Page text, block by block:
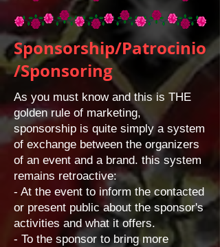
Sponsorship/Patrocinio
/Sponsoring
As you must know and this is THE
golden rule of marketing,
sponsorship is quite simply a system
of exchange between the organizers
of an event and a brand. this system
remains retroactive:
- At the event to inform the contacted
or present public about the sponsor's
activities and what it offers.
- To the sponsor to bring more